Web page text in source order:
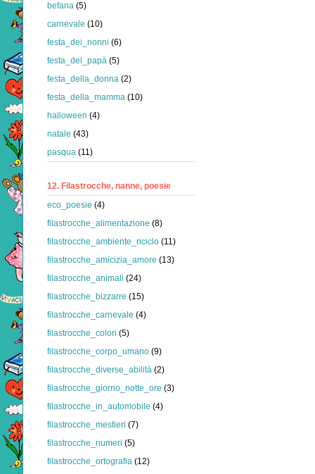
befana (5)
carnevale (10)
festa_dei_nonni (6)
festa_del_papà (5)
festa_della_donna (2)
festa_della_mamma (10)
halloween (4)
natale (43)
pasqua (11)
12. Filastrocche, nanne, poesie
eco_poesie (4)
filastrocche_alimentazione (8)
filastrocche_ambiente_riciclo (11)
filastrocche_amicizia_amore (13)
filastrocche_animali (24)
filastrocche_bizzarre (15)
filastrocche_carnevale (4)
filastrocche_colori (5)
filastrocche_corpo_umano (9)
filastrocche_diverse_abilità (2)
filastrocche_giorno_notte_ore (3)
filastrocche_in_automobile (4)
filastrocche_mestieri (7)
filastrocche_numeri (5)
filastrocche_ortografia (12)